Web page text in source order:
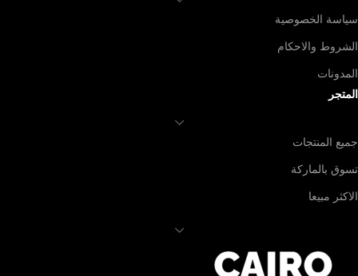
سياسة الخصوصية
الشروط والاحكام
المدونات
المتجر
جميع المنتجات
تسوق بالماركة
الاكثر مبيعا